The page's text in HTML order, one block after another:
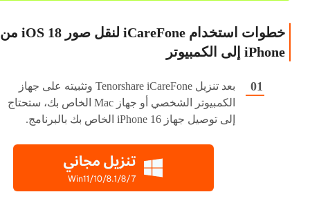
خطوات استخدام iCareFone لنقل صور iOS 18 من
iPhone إلى الكمبيوتر
بعد تنزيل Tenorshare iCareFone وتثبيته على جهاز
الكمبيوتر الشخصي أو جهاز Mac الخاص بك، ستحتاج
إلى توصيل جهاز iPhone 16 الخاص بك بالبرنامج.